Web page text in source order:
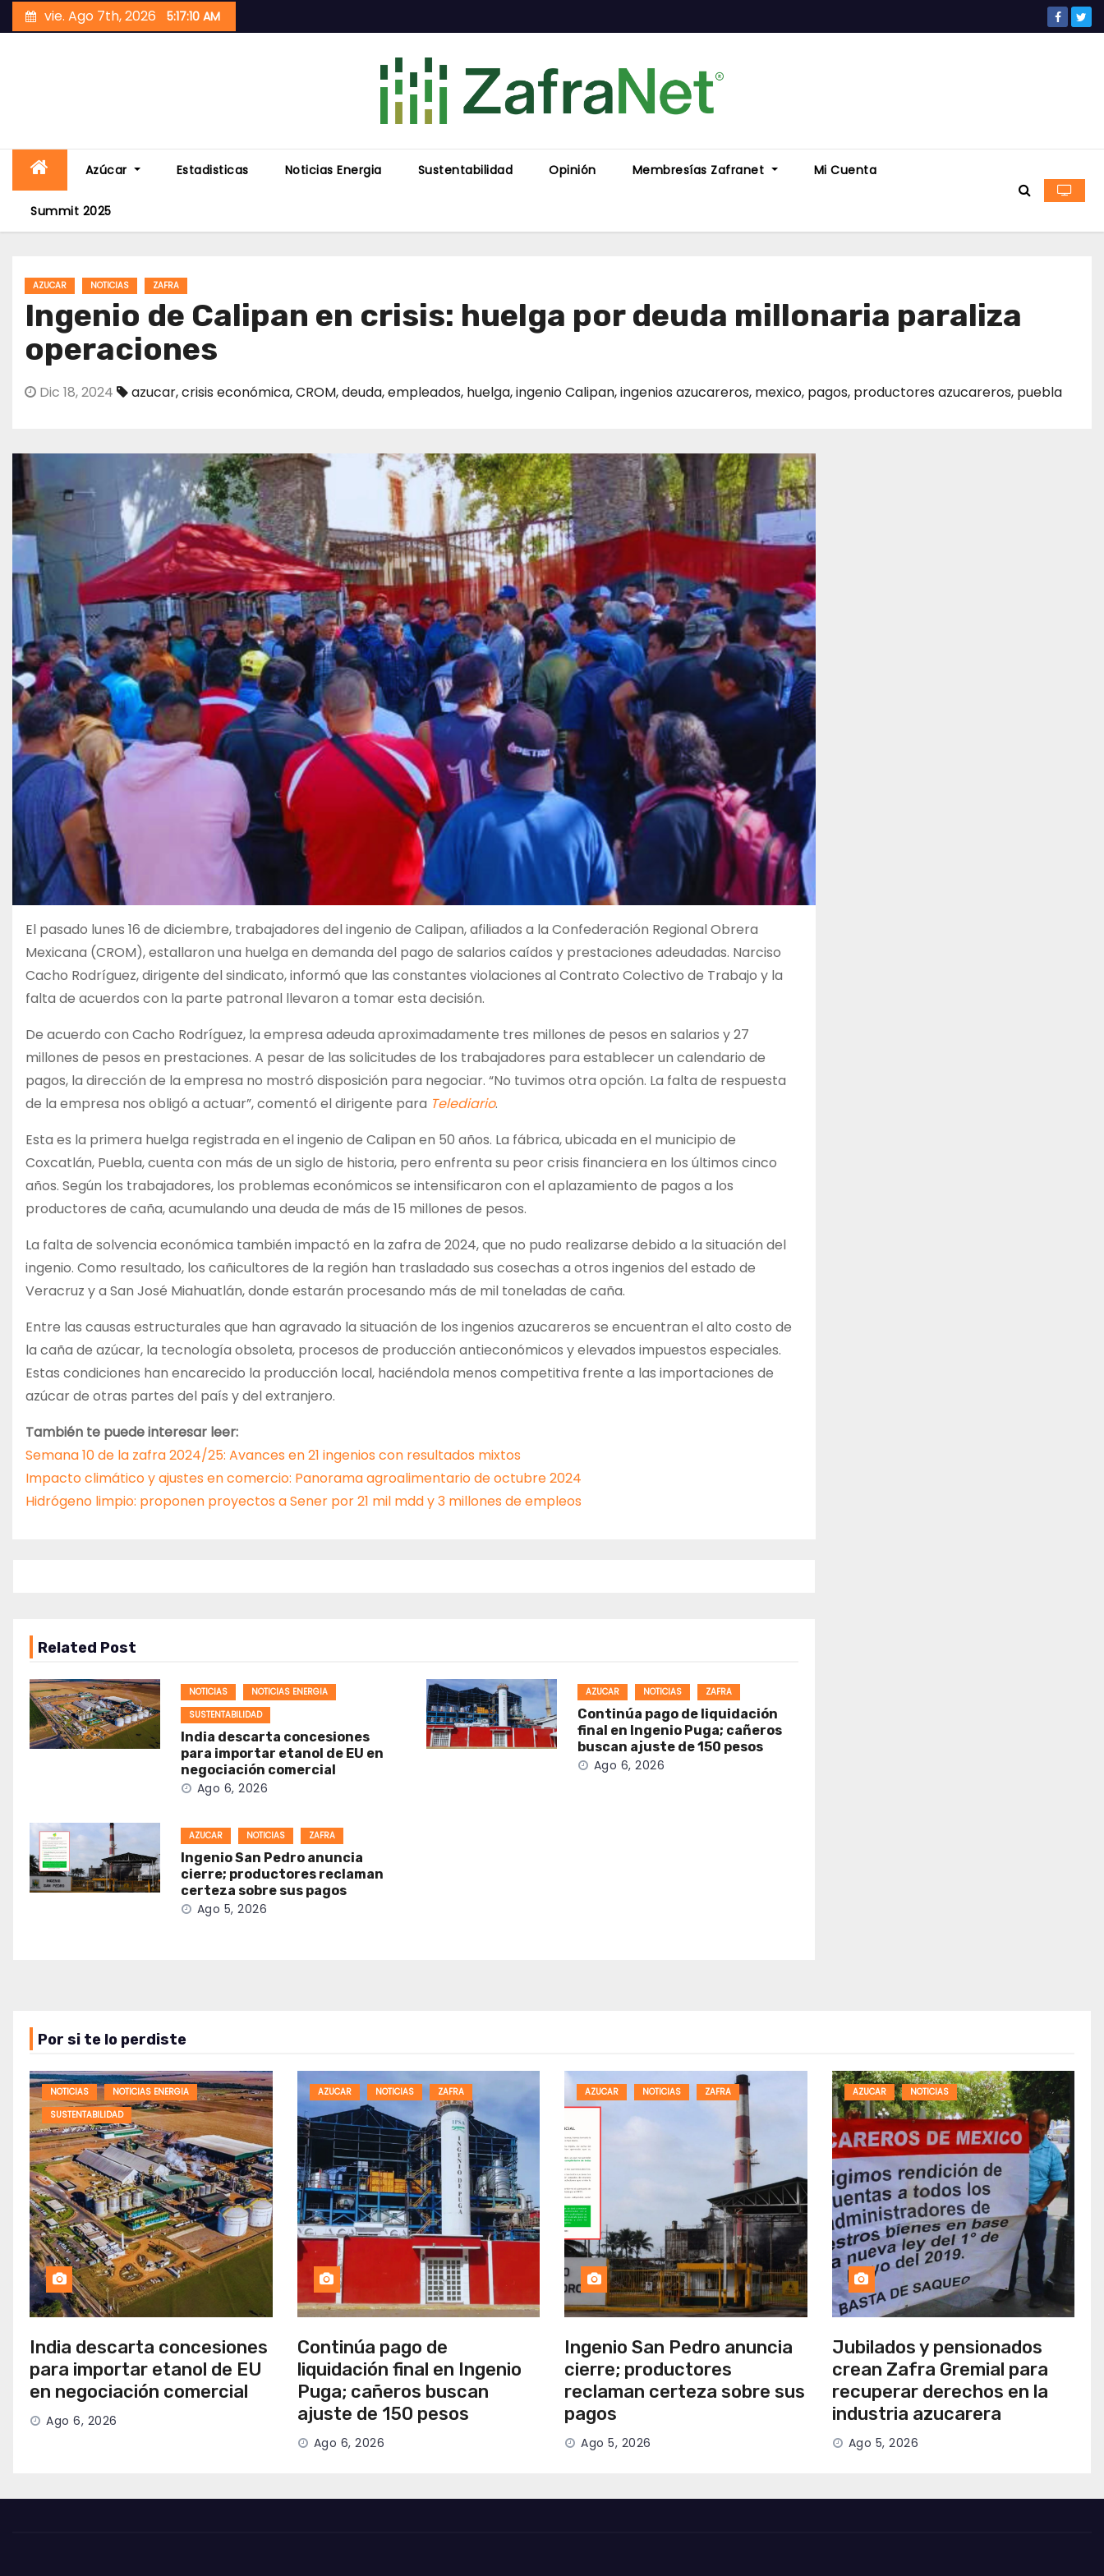
to
vie. Ago 7th, 2026 5:17:11 AM
Azúcar Estadisticas Noticias Energia Sustentabilidad Opinión Membresías Zafranet Mi Cuenta
Summit 2025
AZUCAR NOTICIAS ZAFRA
Ingenio de Calipan en crisis: huelga por deuda millonaria paraliza
operaciones
Dic 18, 2024 azucar,crisis económica,CROM,deuda,empleados, huelga,ingenio Calipan,ingenios azucareros, mexico, pagos, productores azucareros, puebla
El pasado lunes 16 de diciembre, trabajadores del ingenio de Calipan, afiliados a la Confederación Regional Obrera
Mexicana (CROM), estallaron una huelga en demanda del pago de salarios caídos y prestaciones adeudadas. Narciso
Cacho Rodríguez, dirigente del sindicato, informó que las constantes violaciones al Contrato Colectivo de Trabajo y la
falta de acuerdos con la parte patronal llevaron a tomar esta decisión.
De acuerdo con Cacho Rodríguez, la empresa adeuda aproximadamente tres millones de pesos en salarios y 27
millones de pesos en prestaciones. A pesar de las solicitudes de los trabajadores para establecer un calendario de
pagos, la dirección de la empresa no mostró disposición para negociar. “No tuvimos otra opción. La falta de respuesta
de la empresa nos obligó a actuar”, comentó el dirigente para Telediario.
Esta es la primera huelga registrada en el ingenio de Calipan en 50 años. La fábrica, ubicada en el municipio de
Coxcatlán, Puebla, cuenta con más de un siglo de historia, pero enfrenta su peor crisis financiera en los últimos cinco
años. Según los trabajadores, los problemas económicos se intensificaron con el aplazamiento de pagos a los
productores de caña, acumulando una deuda de más de 15 millones de pesos.
La falta de solvencia económica también impactó en la zafra de 2024, que no pudo realizarse debido a la situación del
ingenio. Como resultado, los cañicultores de la región han trasladado sus cosechas a otros ingenios del estado de
Veracruz y a San José Miahuatlán, donde estarán procesando más de mil toneladas de caña.
Entre las causas estructurales que han agravado la situación de los ingenios azucareros se encuentran el alto costo de
la caña de azúcar, la tecnología obsoleta, procesos de producción antieconómicos y elevados impuestos especiales.
Estas condiciones han encarecido la producción local, haciéndola menos competitiva frente a las importaciones de
azúcar de otras partes del país y del extranjero.
También te puede interesar leer:
Semana 10 de la zafra 2024/25: Avances en 21 ingenios con resultados mixtos
Impacto climático y ajustes en comercio: Panorama agroalimentario de octubre 2024
Hidrógeno limpio: proponen proyectos a Sener por 21 mil mdd y 3 millones de empleos
Related Post
NOTICIAS
NOTICIAS ENERGIA
SUSTENTABILIDAD
India descarta concesiones
para importar etanol de EU en
negociación comercial
Ago 6, 2026
AZUCAR NOTICIAS ZAFRA
Continúa pago de liquidación
final en Ingenio Puga; cañeros
buscan ajuste de 150 pesos
Ago 6, 2026
AZUCAR NOTICIAS ZAFRA
Ingenio San Pedro anuncia
cierre; productores reclaman
certeza sobre sus pagos
Ago 5, 2026
Por si te lo perdiste
NOTICIAS
NOTICIAS ENERGIA
SUSTENTABILIDAD
India descarta concesiones
para importar etanol de EU
en negociación comercial
Ago 6, 2026
AZUCAR NOTICIAS ZAFRA
Continúa pago de
liquidación final en Ingenio
Puga; cañeros buscan
ajuste de 150 pesos
Ago 6, 2026
AZUCAR NOTICIAS ZAFRA
Ingenio San Pedro anuncia
cierre; productores
reclaman certeza sobre sus
pagos
Ago 5, 2026
AZUCAR NOTICIAS
Jubilados y pensionados
crean Zafra Gremial para
recuperar derechos en la
industria azucarera
Ago 5, 2026